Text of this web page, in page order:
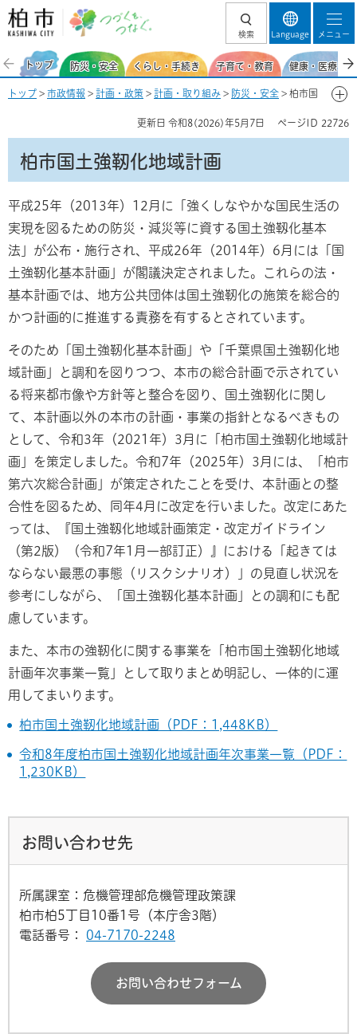
柏市 つづくを、
検索 Language メニュー
トップ 防災・安全 くらし・手続き 子育て・教育 健康・医療・
トップ > 市政情報 > 計画・政策 > 計画・取り組み > 防災・安全 > 柏市国
更新日 令和8(2026)年5月7日 ページID 22726
柏市国土強靭化地域計画
平成25年（2013年）12月に「強くしなやかな国民生活の
実現を図るための防災・減災等に資する国土強靱化基本
法」が公布・施行され、平成26年（2014年）6月には「国
土強靭化基本計画」が閣議決定されました。これらの法・
基本計画では、地方公共団体は国土強靭化の施策を総合的
かつ計画的に推進する責務を有するとされています。
そのため「国土強靭化基本計画」や「千葉県国土強靭化地
域計画」と調和を図りつつ、本市の総合計画で示されてい
る将来都市像や方針等と整合を図り、国土強靭化に関し
て、本計画以外の本市の計画・事業の指針となるべきもの
として、令和3年（2021年）3月に「柏市国土強靭化地域計
画」を策定しました。令和7年（2025年）3月には、「柏市
第六次総合計画」が策定されたことを受け、本計画との整
合性を図るため、同年4月に改定を行いました。改定にあた
っては、『国土強靱化地域計画策定・改定ガイドライン
（第2版）（令和7年1月一部訂正）』における「起きては
ならない最悪の事態（リスクシナリオ）」の見直し状況を
参考にしながら、「国土強靱化基本計画」との調和にも配
慮しています。
また、本市の強靭化に関する事業を「柏市国土強靭化地域
計画年次事業一覧」として取りまとめ明記し、一体的に運
用してまいります。
柏市国土強靭化地域計画（PDF：1,448KB）
令和8年度柏市国土強靭化地域計画年次事業一覧（PDF：
1,230KB）
お問い合わせ先
所属課室：危機管理部危機管理政策課
柏市柏5丁目10番1号（本庁舎3階）
電話番号：
04-7170-2248
お問い合わせフォーム